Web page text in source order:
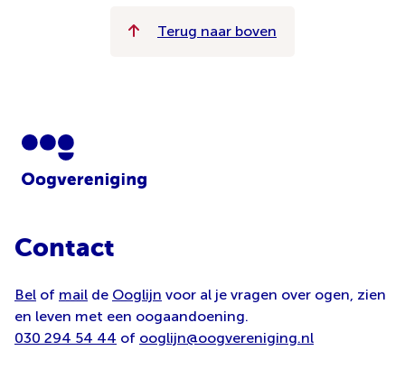
Terug naar boven
Contact
Bel of mail de Ooglijn voor al je vragen over ogen, zien
en leven met een oogaandoening.
030 294 54 44 of ooglijn@oogvereniging.nl